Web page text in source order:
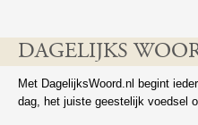
DAGELIJKS
Met DagelijksWoord.nl begint
dag, het juiste geestelijk voedsel